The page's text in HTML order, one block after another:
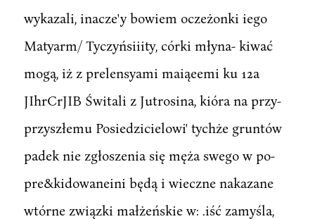
wykazali, inacze'y bowiem oczeżonki iego
Matyarm/ Tyczyńsiiity, córki młyna- kiwać
mogą, iż z prelensyami maiąeemi ku 12a
JIhrCrJIB Świtali z Jutrosina, kióra na przy-
przyszłemu Posiedzicielowi' tychże gruntów
padek nie zgłoszenia się męża swego w po-
pre&kidowaneini będą i wieczne nakazane
wtórne związki małżeńskie w: .iść zamyśla,